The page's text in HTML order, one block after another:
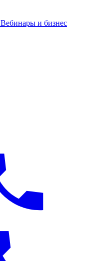
Вебинары и бизнес